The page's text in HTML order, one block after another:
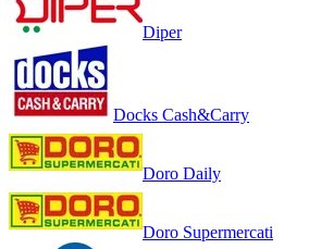
Diper
Docks Cash&Carry
Doro Daily
Doro Supermercati